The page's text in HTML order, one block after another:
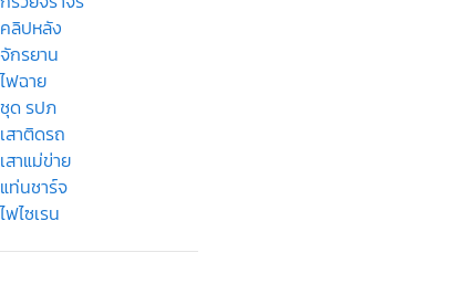
คลิปหลัง
จักรยาน
ไฟฉาย
ชุด รปภ
เสาติดรถ
เสาแม่ข่าย
แท่นชาร์จ
ไฟไซเรน